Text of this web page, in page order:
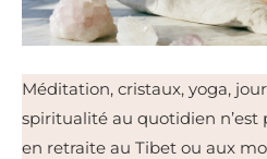
Méditation, cristaux, yoga,
spiritualité au quotidien n’est
en retraite au Tibet ou aux